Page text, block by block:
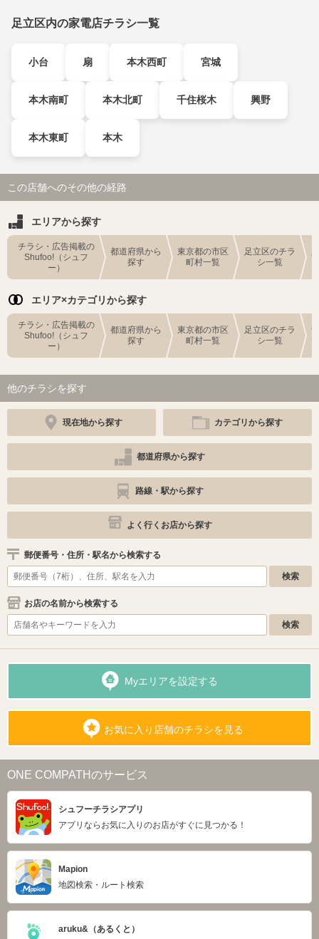
足立区内の家電店チラシ一覧
小台 扇 本木西町 宮城
本木南町 本木北町 千住桜木 興野
本木東町 本木
この店舗へのその他の経路
エリアから探す
チラシ・広告掲載の
Shufoo!（シュフ
ー）
都道府県から
探す
東京都の市区
町村一覧
足立区のチラ
シ一覧
エリア×カテゴリから探す
チラシ・広告掲載の
Shufoo!（シュフ
ー）
都道府県から
探す
東京都の市区
町村一覧
足立区のチラ
シ一覧
他のチラシを探す
現在地から探す カテゴリから探す
都道府県から探す
路線・駅から探す
よく行くお店から探す
郵便番号・住所・駅名から検索する
お店の名前から検索する
Myエリアを設定する
お気に入り店舗のチラシを見る
ONE COMPATHのサービス
シュフーチラシアプリ
アプリならお気に入りのお店がすぐに見つかる！
Mapion
地図検索・ルート検索
aruku&（あるくと）